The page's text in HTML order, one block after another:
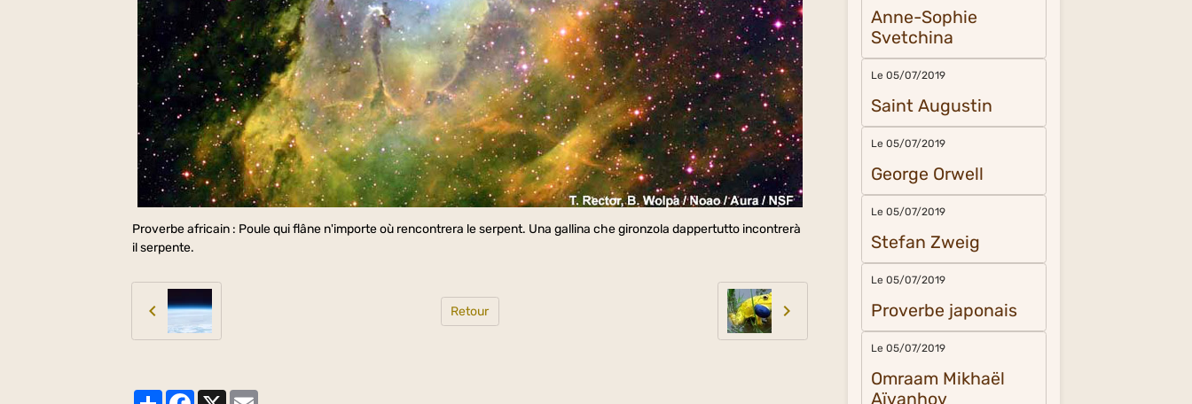
Proverbe africain : Poule qui flâne n'importe où rencontrera le serpent. Una gallina che gironzola dappertutto incontrerà
il serpente.
Retour
PartagerFacebook
X
Anne-Sophie
Svetchina
Le 05/07/2019
Saint Augustin
Le 05/07/2019
George Orwell
Le 05/07/2019
Stefan Zweig
Le 05/07/2019
Proverbe japonais
Le 05/07/2019
Omraam Mikhaël
Aïvanhov